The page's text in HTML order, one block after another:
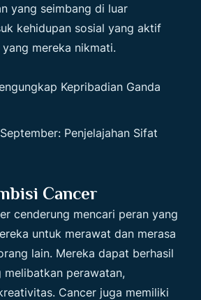
yang seimbang di luar
kehidupan sosial yang aktif
mereka nikmati.
Kepribadian Ganda
Penjelajahan Sifat
Cancer
cenderung mencari peran yang
untuk merawat dan merasa
lain. Mereka dapat berhasil
melibatkan perawatan,
Cancer juga memiliki